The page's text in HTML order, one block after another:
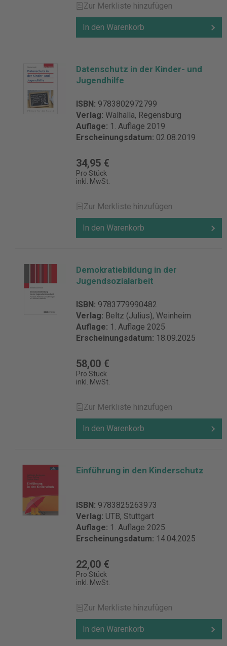
Zur Merkliste hinzufügen
In den Warenkorb
Datenschutz in der Kinder- und
Jugendhilfe
ISBN: 9783802972799
Verlag: Walhalla, Regensburg
Auflage: 1. Auflage 2019
Erscheinungsdatum: 02.08.2019
34,95 €
Pro Stück
inkl. MwSt.
Zur Merkliste hinzufügen
In den Warenkorb
Demokratiebildung in der
Jugendsozialarbeit
ISBN: 9783779990482
Verlag: Beltz (Julius), Weinheim
Auflage: 1. Auflage 2025
Erscheinungsdatum: 18.09.2025
58,00 €
Pro Stück
inkl. MwSt.
Zur Merkliste hinzufügen
In den Warenkorb
Einführung in den Kinderschutz
ISBN: 9783825263973
Verlag: UTB, Stuttgart
Auflage: 1. Auflage 2025
Erscheinungsdatum: 14.04.2025
22,00 €
Pro Stück
inkl. MwSt.
Zur Merkliste hinzufügen
In den Warenkorb